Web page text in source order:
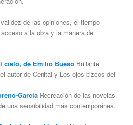
de las opiniones, el tiempo
a la obra y la manera de
cielo, de Emilio BuesoBrillante
autor de Cenital y Los ojos bizcos del
GarcíaRecreación de las novelas
una sensibilidad más contemporánea.